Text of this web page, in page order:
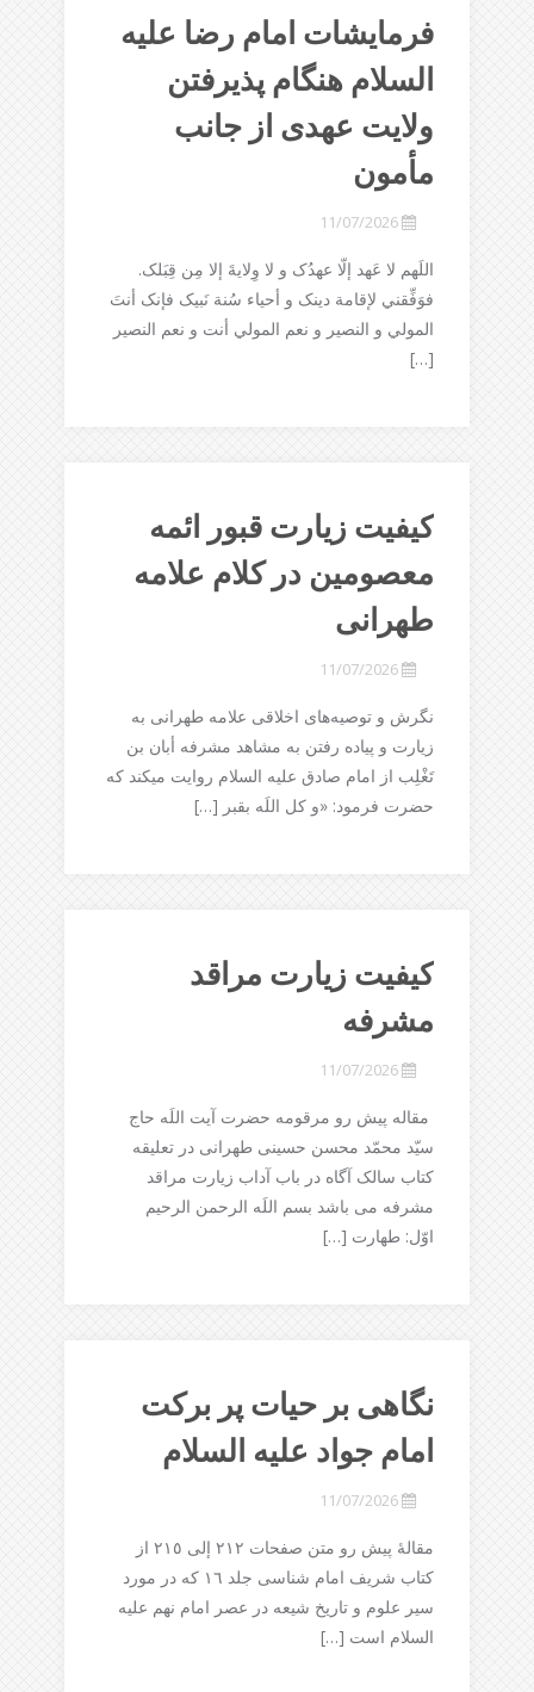
فرمایشات امام رضا علیه
السلام هنگام پذیرفتن
ولایت عهدی از جانب
مأمون
11/07/2026
اللَهم لا عَهد إلّا عهدُک و لا وِلايةَ إلا مِن قِبَلک.
فوَفِّقني لإقامة دينک و أحياء سُنة نَبيک فإنک أنتَ
المولي و النصير و نعم المولي أنت و نعم النصير
[…]
کیفیت زیارت قبور ائمه
معصومین در کلام علامه
طهرانی
11/07/2026
نگرش و توصیه‌های اخلاقی علامه طهرانی به
زیارت و پیاده رفتن به مشاهد مشرفه أبان بن
تَغْلِب از امام صادق علیه السلام روایت میکند که
حضرت فرمود: «و کل اللَه بقبر […]
کیفیت زیارت مراقد
مشرفه
11/07/2026
مقاله پیش رو مرقومه حضرت آیت اللَه حاج
سیّد محمّد محسن حسینی طهرانی در تعلیقه
کتاب سالک آگاه در باب آداب زیارت مراقد
مشرفه می باشد بسم اللَه الرحمن الرحیم
اوّل: طهارت […]
نگاهی بر حیات پر برکت
امام جواد علیه السلام
11/07/2026
مقالۀ پیش رو متن صفحات ٢١٢ إلی ٢١٥ از
کتاب شریف امام شناسی جلد ١٦ که در مورد
سیر علوم و تاریخ شیعه در عصر امام نهم علیه
السلام است […]